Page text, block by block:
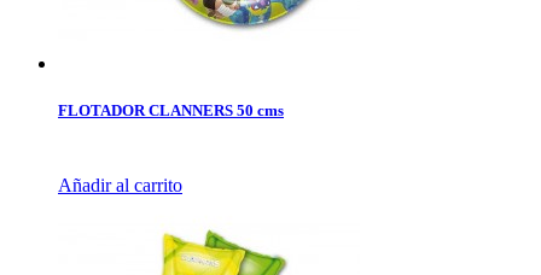
FLOTADOR CLANNERS 50 cms
Añadir al carrito